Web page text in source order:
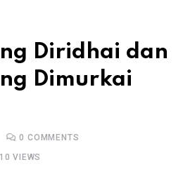
Diridhai dan
Dimurkai
0 COMMENTS
VIEWS